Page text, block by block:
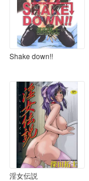
Shake down!!
淫女伝説